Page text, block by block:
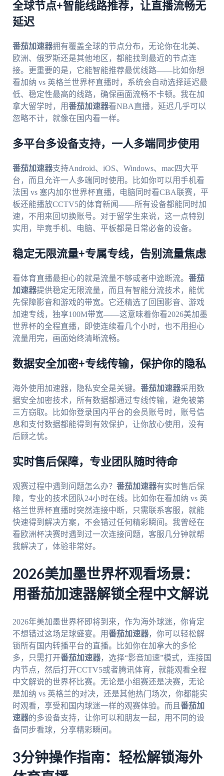
全球节点+智能线路推荐，让直播流畅无
延迟
番茄加速器拥有覆盖全球的节点分布，无论你在北美、
欧洲、俄罗斯还是其他地区，都能找到最近的节点连
接。更重要的是，它能智能推荐最优线路——比如你想
看加纳 vs 英格兰世界杯直播时，系统会自动选择延迟最
低、稳定性最高的线路，确保画面流畅不卡顿。我在加
拿大留学时，用番茄加速器看NBA直播，延迟几乎可以
忽略不计，就像在国内看一样。
多平台多设备支持，一人多端同步使用
番茄加速器支持Android、iOS、Windows、mac四大平
台，而且允许一人多端同时使用。比如你可以用手机看
法国 vs 塞内加尔世界杯直播，电脑同时看CBA联赛，平
板还能播放CCTV5的体育新闻——所有设备都能同时加
速，不用来回切换账号。对于留学生来说，这一点特别
实用，毕竟手机、电脑、平板都是日常必备的设备。
稳定无限流量+专属专线，告别流量焦虑
看体育直播最担心的就是流量不够或者中途断流。 番茄
加速器提供稳定无限流量，而且有智能分流技术，能优
先保障影音和游戏的带宽。它还精选了回国影音、游戏
加速专线，独享100M带宽——这意味着你看2026美加墨
世界杯的全程直播，即使连续看几个小时，也不用担心
流量用完，画面始终清晰流畅。
数据安全加密+专线传输，保护你的隐私
海外使用加速器，隐私安全是关键。 番茄加速器采用数
据安全加密技术，所有数据都通过专线传输，避免被第
三方窃取。比如你登录国内平台的会员账号时，账号信
息和支付数据都能得到有效保护，让你放心使用，没有
后顾之忧。
实时售后保障，专业团队随时待命
观赛过程中遇到问题怎么办？ 番茄加速器有实时售后保
障，专业的技术团队24小时在线。比如你在看加纳 vs 英
格兰世界杯直播时突然连接中断，只需联系客服，就能
快速得到解决方案，不会错过任何精彩瞬间。我曾经在
看欧洲杯决赛时遇到过一次连接问题，客服几分钟就帮
我解决了，体验非常好。
2026美加墨世界杯观看场景：
用番茄加速器解锁全程中文解说
2026年美加墨世界杯即将到来，作为海外球迷，你肯定
不想错过这场足球盛宴。用番茄加速器，你可以轻松解
锁所有国内转播平台的直播。比如你在加拿大的多伦
多，只需打开番茄加速器，选择“影音加速”模式，连接国
内节点，然后打开CCTV5或者腾讯体育，就能观看全程
中文解说的世界杯比赛。无论是小组赛还是决赛，无论
是加纳 vs 英格兰的对决，还是其他热门场次，你都能实
时观看，享受和国内球迷一样的观赛体验。而且 番茄加
速器的多设备支持，让你可以和朋友一起，用不同的设
备同步看球，分享精彩瞬间。
3分钟操作指南：轻松解锁海外